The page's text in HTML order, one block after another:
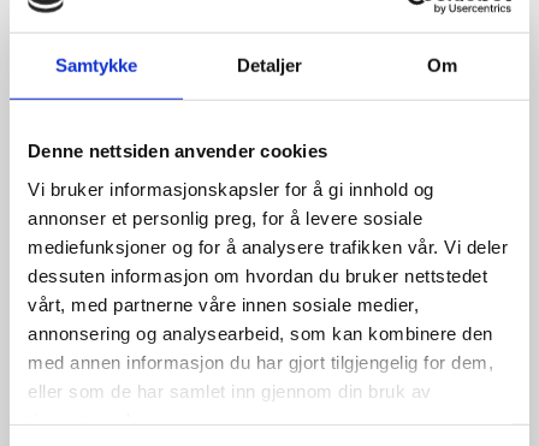
Samtykke Detaljer Om
Denne nettsiden anvender cookies
Vi bruker informasjonskapsler for å gi innhold og
annonser et personlig preg, for å levere sosiale
mediefunksjoner og for å analysere trafikken vår. Vi deler
dessuten informasjon om hvordan du bruker nettstedet
vårt, med partnerne våre innen sosiale medier,
annonsering og analysearbeid, som kan kombinere den
med annen informasjon du har gjort tilgjengelig for dem,
eller som de har samlet inn gjennom din bruk av
Landsail CT6 165/70R14C 89R
kr699.00